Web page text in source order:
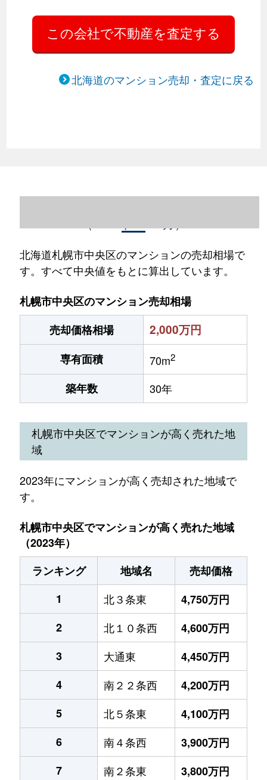
北海道のマンション売却・査定に戻る
北海道札幌市中央区のマンションの売却相場で
す。すべて中央値をもとに算出しています。
札幌市中央区のマンション売却相場
売却価格相場
2,000万円
専有面積 70m2
築年数 30年
札幌市中央区でマンションが高く売れた地
域
2023年にマンションが高く売却された地域で
す。
札幌市中央区でマンションが高く売れた地域
（2023年）
ランキング
地域名
売却価格
1
北３条東
4,750万円
2
北１０条西
4,600万円
3
大通東
4,450万円
4
南２２条西
4,200万円
5
北５条東
4,100万円
6
南４条西
3,900万円
7
南２条東 3,800万円